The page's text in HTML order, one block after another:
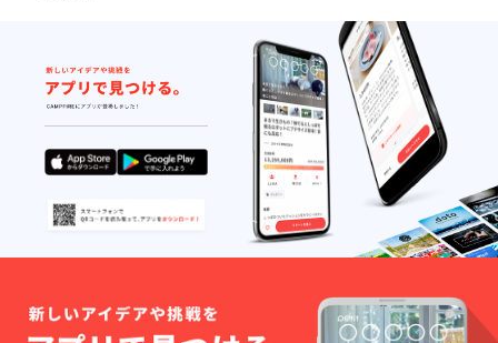
ト（説
明会、
ガイダ
ンスな
ど）の
ライブ
配信
は、料
金が発
生いた
します
が利用
できま
す。
くお願
い致し
ます。
（名
前：20
文字以
下、イ
ニシャ
ル及び
ニック
ネーム
可） ※
住所及
び連絡
載する
場合
は、当